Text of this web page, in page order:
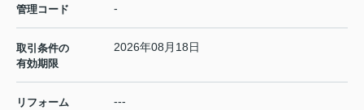
管理コード -
取引条件の
有効期限
2026年08月18日
リフォーム ---